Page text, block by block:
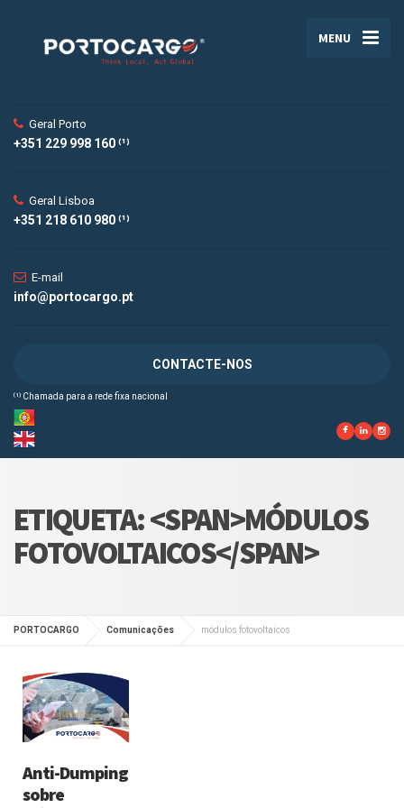
MENU
Geral Porto
+351 229 998 160 ⁽¹⁾
Geral Lisboa
+351 218 610 980 ⁽¹⁾
E-mail
info@portocargo.pt
CONTACTE-NOS
⁽¹⁾ Chamada para a rede fixa nacional
ETIQUETA: <SPAN>MÓDULOS
FOTOVOLTAICOS</SPAN>
PORTOCARGO Comunicações módulos fotovoltaicos
Anti-Dumping
sobre